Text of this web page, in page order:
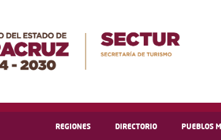
REGIONES DIRECTORIO PUEBLOS